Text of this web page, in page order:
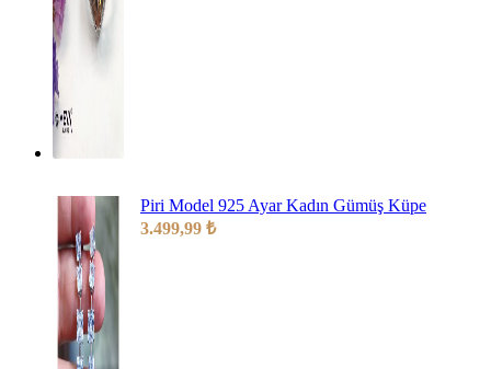
Piri Model 925 Ayar Kadın Gümüş Küpe
3.499,99 ₺